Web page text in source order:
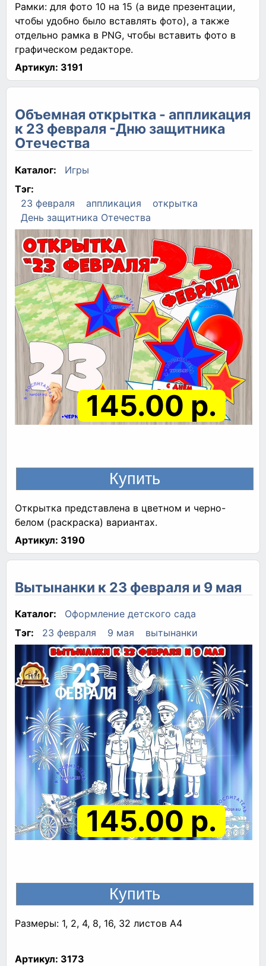
Рамки: для фото 10 на 15 (а виде презентации,
чтобы удобно было вставлять фото), а также
отдельно рамка в PNG, чтобы вставить фото в
графическом редакторе.
Артикул: 3191
Объемная открытка - аппликация
к 23 февраля -Дню защитника
Отечества
Каталог:
Игры
Тэг:
23 февраля
аппликация
открытка
День защитника Отечества
145.00 р.
Открытка представлена в цветном и черно-
белом (раскраска) вариантах.
Артикул: 3190
Вытынанки к 23 февраля и 9 мая
Каталог:
Оформление детского сада
Тэг:
23 февраля 9 мая вытынанки
145.00 р.
Размеры: 1, 2, 4, 8, 16, 32 листов A4
Артикул: 3173